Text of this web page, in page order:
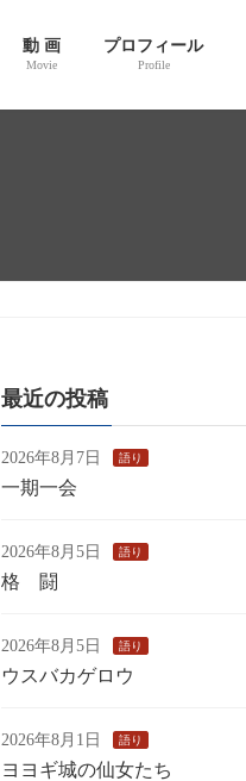
動 画
Movie
プロフィール
Profile
最近の投稿
2026年8月7日 語り
一期一会
2026年8月5日 語り
格 闘
2026年8月5日 語り
ウスバカゲロウ
2026年8月1日 語り
ヨヨギ城の仙女たち